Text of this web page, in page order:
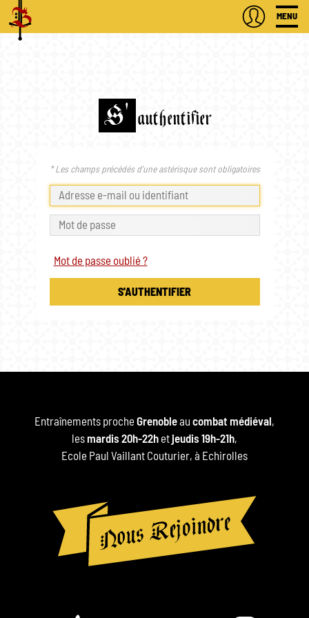
MENU
S' authentifier
* Les champs précédés d'une astérisque sont obligatoires
Mot de passe oublié ?
S'AUTHENTIFIER
Entraînements procheGrenobleau combat médiéval ,
les mardis 20h-22h etjeudis 19h-21h,
Ecole Paul Vaillant Couturier, à Echirolles